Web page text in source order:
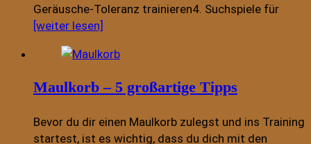
Geräusche-Toleranz trainieren4. Suchspiele für
[weiter lesen]
Maulkorb – 5 großartige Tipps
Bevor du dir einen Maulkorb zulegst und ins Training
startest, ist es wichtig, dass du dich mit den